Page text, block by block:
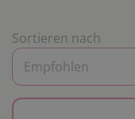
Sortieren nach